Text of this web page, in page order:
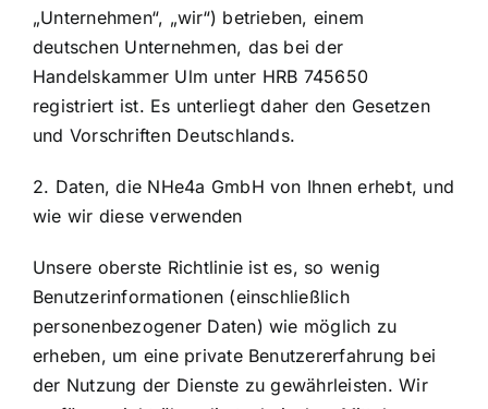
„Unternehmen“, „wir“) betrieben, einem
deutschen Unternehmen, das bei der
Handelskammer Ulm unter HRB 745650
registriert ist. Es unterliegt daher den Gesetzen
und Vorschriften Deutschlands.
2. Daten, die NHe4a GmbH von Ihnen erhebt, und
wie wir diese verwenden
Unsere oberste Richtlinie ist es, so wenig
Benutzerinformationen (einschließlich
personenbezogener Daten) wie möglich zu
erheben, um eine private Benutzererfahrung bei
der Nutzung der Dienste zu gewährleisten. Wir